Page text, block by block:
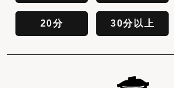
20分 30分以上